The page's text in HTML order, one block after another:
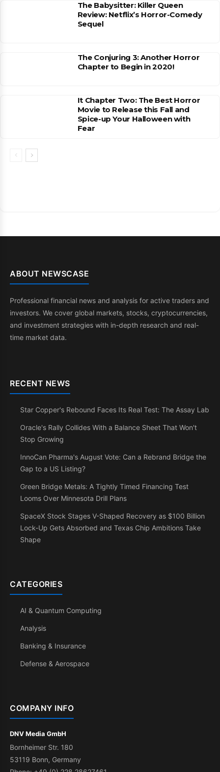
The Babysitter: Killer Queen
Review: Netflix’s Horror-Comedy
Sequel
The Conjuring 3: Another Horror
Chapter to Begin in 2020!
It Chapter Two: The Best Horror
Movie to Release this Fall and
Spice-up Your Halloween with
Fear
ABOUT NEWSCASE
Professional financial news and analysis for active traders and
investors. We cover global markets, stocks, cryptocurrencies,
and investment strategies with in-depth research and real-
time market data.
RECENT NEWS
Star Copper's Rebound Faces Its Real Test: The Assay Lab
Oracle's Rally Collides With a Balance Sheet That Won't
Stop Growing
InnoCan Pharma's August Vote: Can a Rebrand Bridge the
Gap to a US Listing?
Green Bridge Metals: A Tightly Timed Financing Test
Looms Over Minnesota Drill Plans
SpaceX Stock Stages V-Shaped Recovery as $100 Billion
Lock-Up Gets Absorbed and Texas Chip Ambitions Take
Shape
CATEGORIES
AI & Quantum Computing
Analysis
Banking & Insurance
Defense & Aerospace
COMPANY INFO
DNV Media GmbH
Bornheimer Str. 180
53119 Bonn, Germany